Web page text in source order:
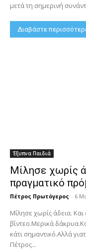
μετά τη σημερινή
Διαβάστε
Έξυπνα Παιδιά
Μίλησε χωρίς
πραγματικό
Πέτρος Πρωτόγερος - 6
Μίλησε χωρίς άδεια.
βίντεο.Μερικά
κάτι σημαντικό.Αλλά
Πέτρος...